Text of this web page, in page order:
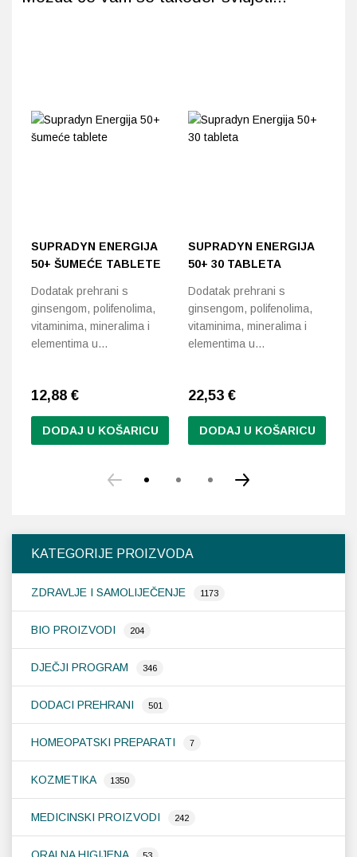
KATEGORIJE PROIZVODA
ZDRAVLJE I SAMOLIJEČENJE 1173
BIO PROIZVODI 204
DJEČJI PROGRAM 346
DODACI PREHRANI 501
HOMEOPATSKI PREPARATI 7
KOZMETIKA 1350
MEDICINSKI PROIZVODI 242
SUPRADYN ENERGIJA
50+ ŠUMEĆE TABLETE
Dodatak prehrani s
ginsengom, polifenolima,
vitaminima, mineralima i
elementima u…
12,88 €
DODAJ U KOŠARICU
SUPRADYN ENERGIJA
50+ 30 TABLETA
Dodatak prehrani s
ginsengom, polifenolima,
vitaminima, mineralima i
elementima u…
22,53 €
DODAJ U KOŠARICU